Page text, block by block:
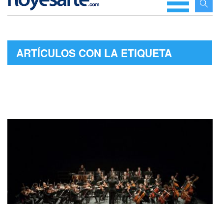
ARTÍCULOS CON LA ETIQUETA